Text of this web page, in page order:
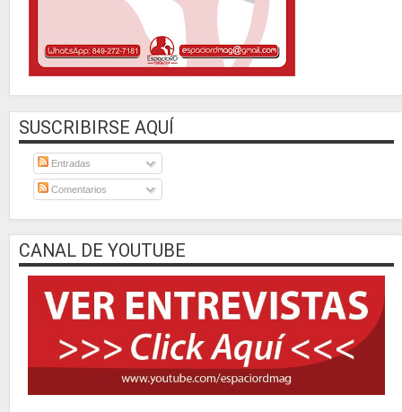
SUSCRIBIRSE AQUÍ
Entradas
Comentarios
CANAL DE YOUTUBE